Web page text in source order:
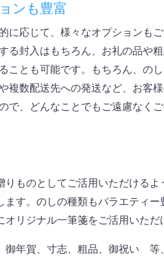
ンも豊富
に応じて、様々なオプションも
る封入はもちろん、お礼の品や
ことも可能です。もちろん、の
複数配送先への発送など、お客
で、どんなことでもご遠慮なく
りものとしてご活用いただけるよ
ます。のしの種類もバラエティー
オリジナル一筆箋をご活用いただ
御年賀、寸志、粗品、御祝い 等